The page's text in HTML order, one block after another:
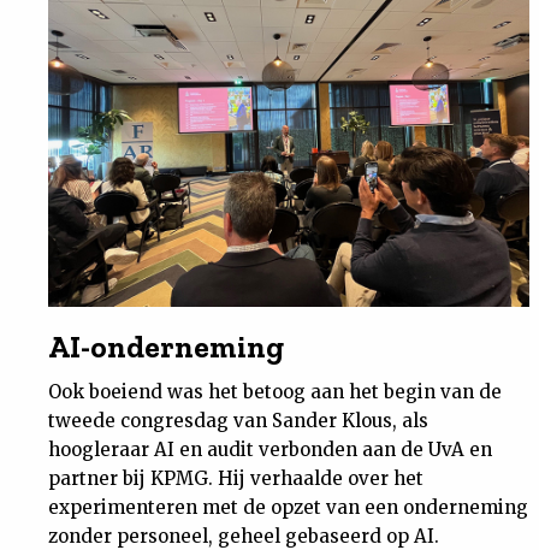
AI-onderneming
Ook boeiend was het betoog aan het begin van de
tweede congresdag van Sander Klous, als
hoogleraar AI en audit verbonden aan de UvA en
partner bij KPMG. Hij verhaalde over het
experimenteren met de opzet van een onderneming
zonder personeel, geheel gebaseerd op AI.